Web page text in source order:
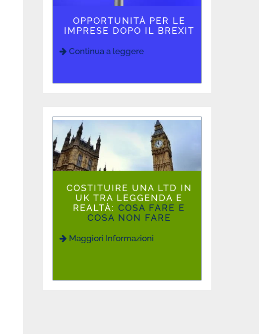
OPPORTUNITÀ PER LE
IMPRESE DOPO IL BREXIT
Continua a leggere
COSTITUIRE UNA LTD IN
UK TRA LEGGENDA E
REALTÀ:COSA FARE E
COSA NON FARE
Maggiori Informazioni